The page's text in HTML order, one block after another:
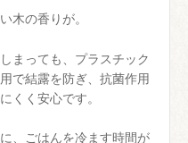
木の香りが。
まっても、プラスチック
で結露を防ぎ、抗菌作用
くく安心です。
、ごはんを冷ます時間が